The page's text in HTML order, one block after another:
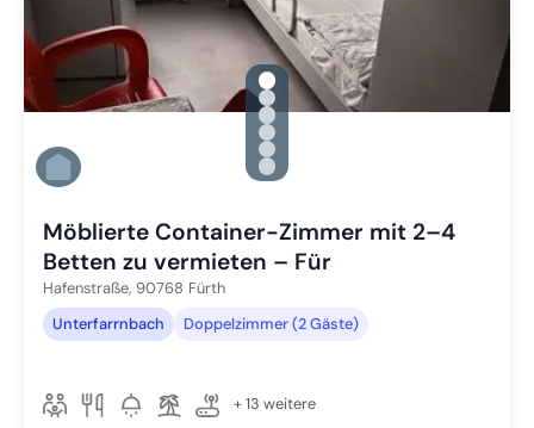
gallery.slide_selector
Zu Slide 1 wechseln
Zu Slide 2 wechseln
Zu Slide 3 wechseln
Zu Slide 4 wechseln
Zu Slide 5 wechseln
Zu Slide 6 wechseln
Möblierte Container-Zimmer mit 2–4
Betten zu vermieten – Für
Hafenstraße, 90768 Fürth
Unterfarrnbach
Doppelzimmer (2 Gäste)
+ 13 weitere